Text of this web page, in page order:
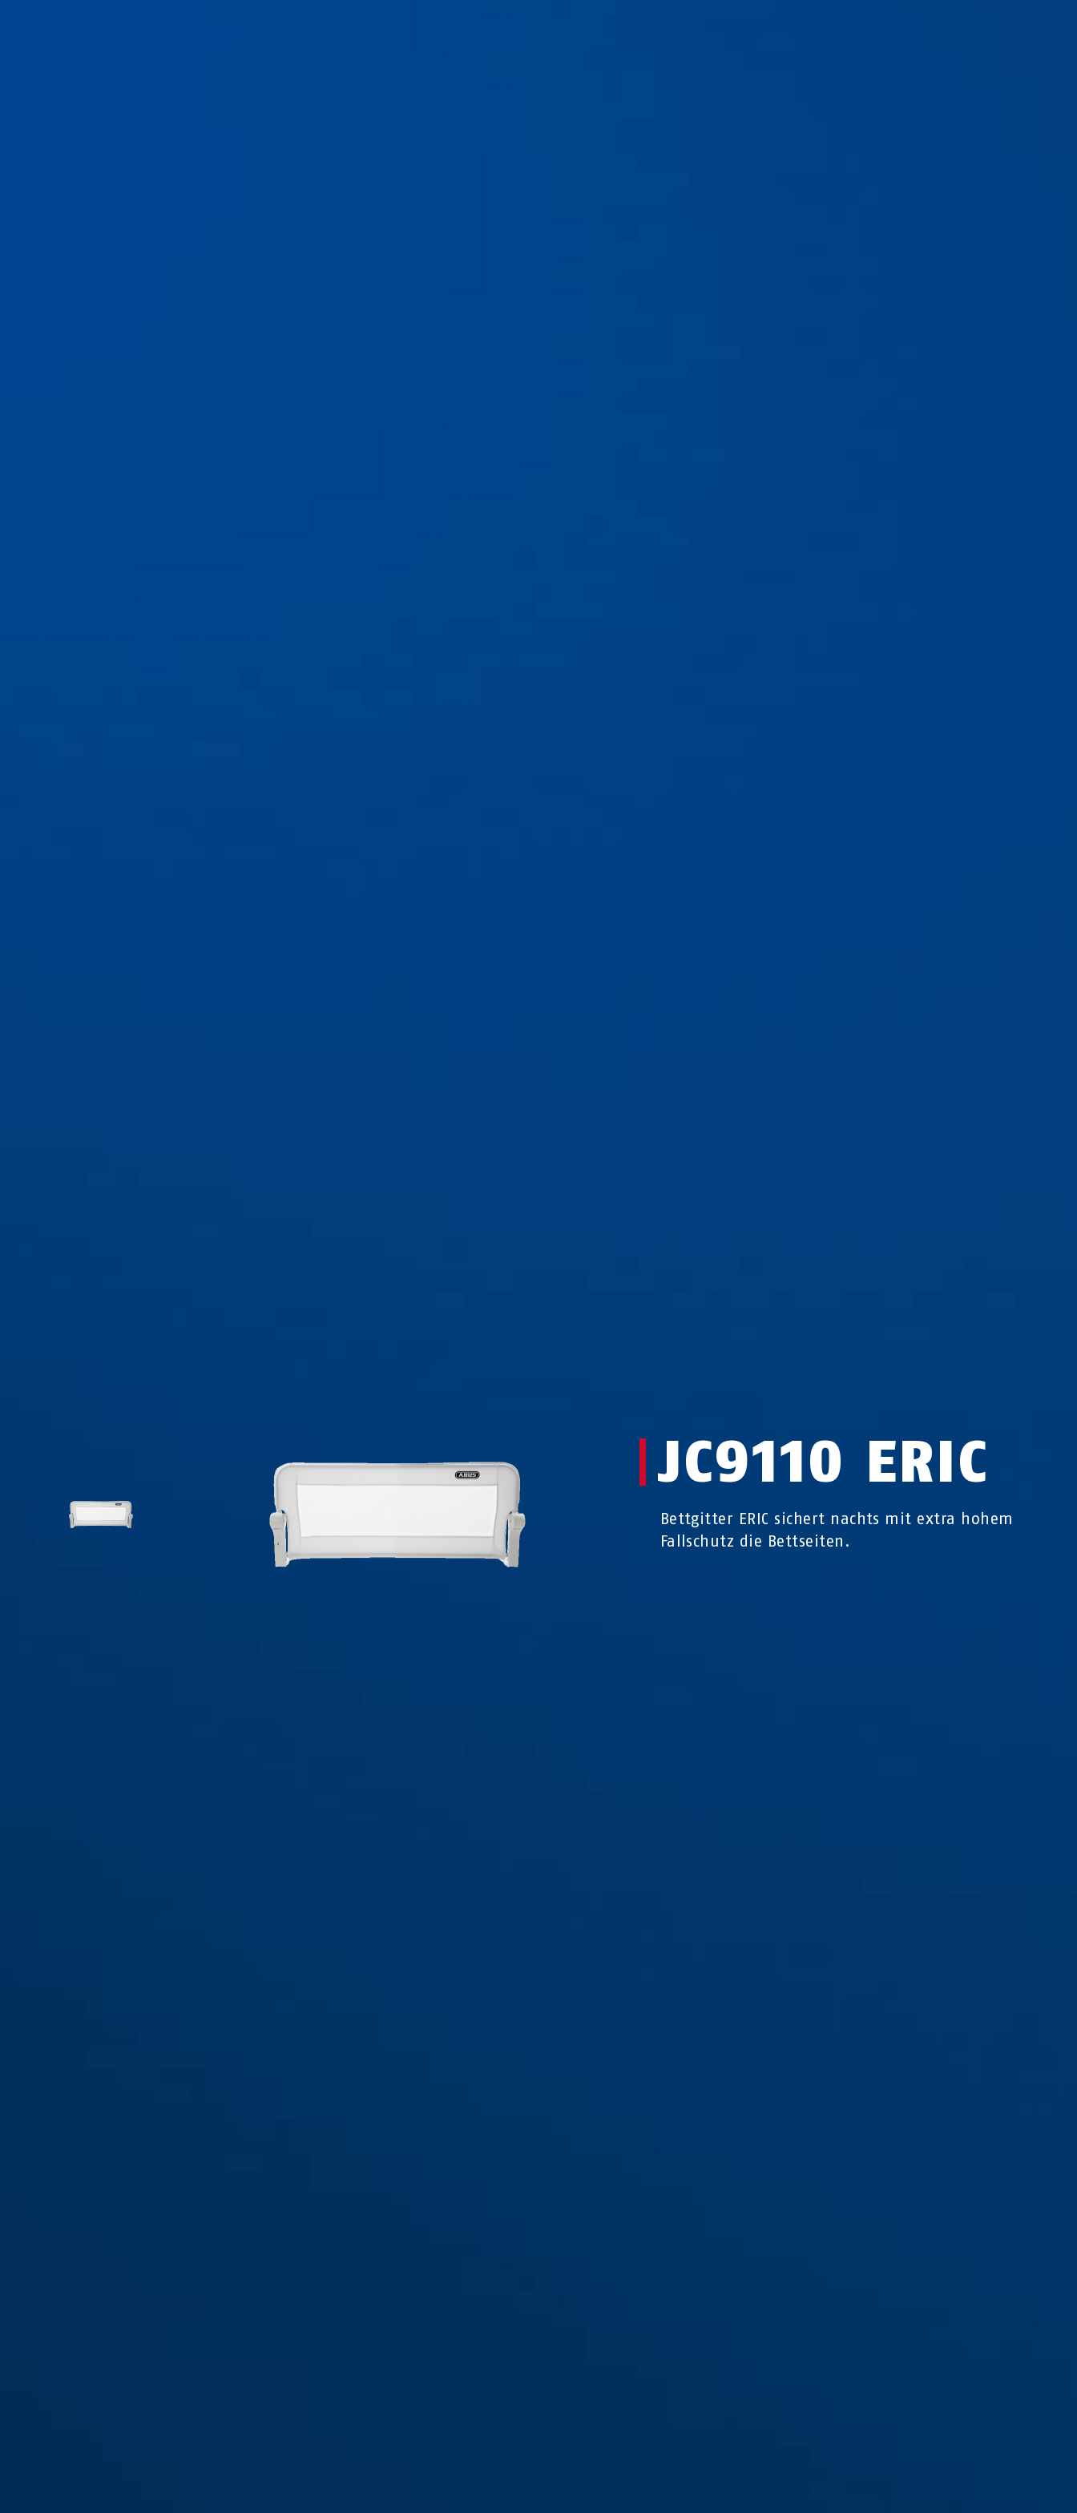
JC9110 ERIC
Bettgitter ERIC sichert nachts mit extra hohem
Fallschutz die Bettseiten.